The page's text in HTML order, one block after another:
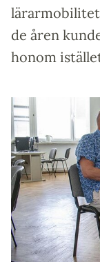
de åren
honom